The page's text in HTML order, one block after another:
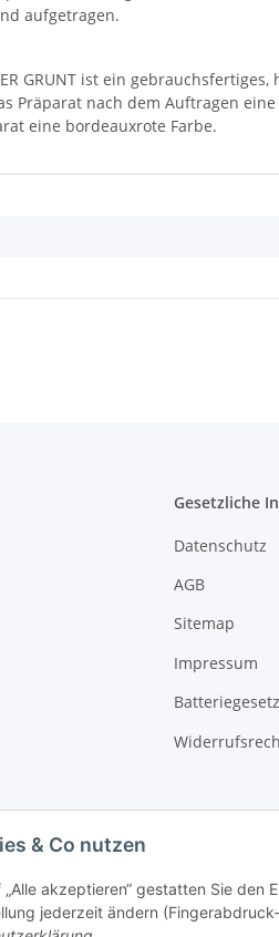
& Co nutzen
akzeptieren“ gestatten Sie den
jederzeit ändern
aufgetragen.
GRUNT ist ein
Präparat nach dem Auftragen
eine bordeauxrote Farbe.
Gesetzliche
Datenschutz
AGB
Sitemap
Impressum